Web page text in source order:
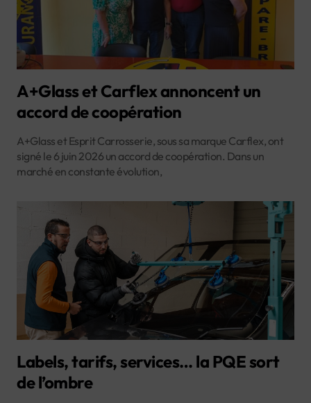
A+Glass et Carflex annoncent un
accord de coopération
A+Glass et Esprit Carrosserie, sous sa marque Carflex, ont
signé le 6 juin 2026 un accord de coopération. Dans un
marché en constante évolution,
Labels, tarifs, services… la PQE sort
de l’ombre